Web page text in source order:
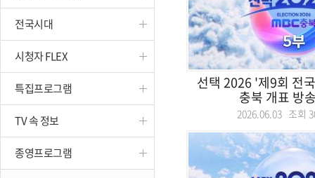
전국시대
시청자 FLEX
특집프로그램
TV 속 정보
종영프로그램
선택 2026 '제9회 전
충북 개표 방
2026.06.03 조회